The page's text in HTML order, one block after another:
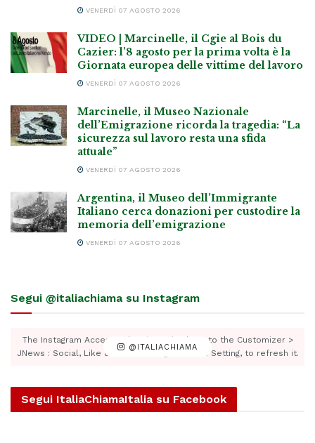
VENERDÌ 07 AGOSTO 2026
VIDEO | Marcinelle, il Cgie al Bois du
Cazier: l’8 agosto per la prima volta è la
Giornata europea delle vittime del lavoro
VENERDÌ 07 AGOSTO 2026
Marcinelle, il Museo Nazionale
dell’Emigrazione ricorda la tragedia: “La
sicurezza sul lavoro resta una sfida
attuale”
VENERDÌ 07 AGOSTO 2026
Argentina, il Museo dell’Immigrante
Italiano cerca donazioni per custodire la
memoria dell’emigrazione
VENERDÌ 07 AGOSTO 2026
Segui @italiachiama su Instagram
@ITALIACHIAMA
The Instagram Access Token is expired, Go to the Customizer >
JNews : Social, Like & View > Instagram Feed Setting, to refresh it.
Segui ItaliaChiamaItalia su Facebook